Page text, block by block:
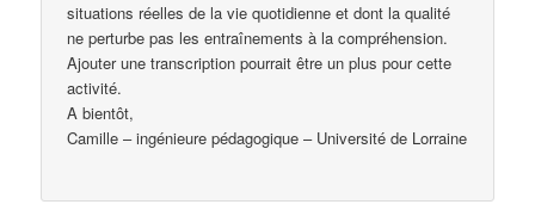
situations réelles de la vie quotidienne et dont la qualité
ne perturbe pas les entraînements à la compréhension.
Ajouter une transcription pourrait être un plus pour cette
activité.
A bientôt,
Camille – ingénieure pédagogique – Université de Lorraine